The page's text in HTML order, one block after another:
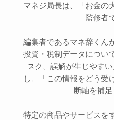
マネジ局長は、「お金の
監修者
編集者であるマネ辞くん
投資・税制データについ
スク、誤解が生じやす
し、「この情報をどう受
断軸を補足
特定の商品やサービスを